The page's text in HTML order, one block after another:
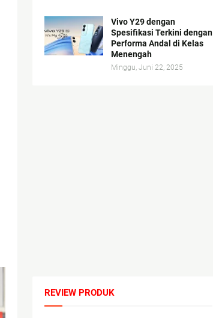
Vivo Y29 dengan
Spesifikasi Terkini dengan
Performa Andal di Kelas
Menengah
Minggu, Juni 22, 2025
REVIEW PRODUK